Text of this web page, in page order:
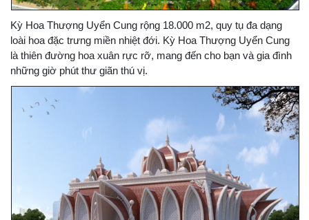
Kỳ Hoa Thượng Uyển Cung rộng 18.000 m2, quy tụ đa dạng
loài hoa đặc trưng miền nhiệt đới. Kỳ Hoa Thượng Uyển Cung
là thiên đường hoa xuân rực rỡ, mang đến cho bạn và gia đình
những giờ phút thư giãn thú vị.